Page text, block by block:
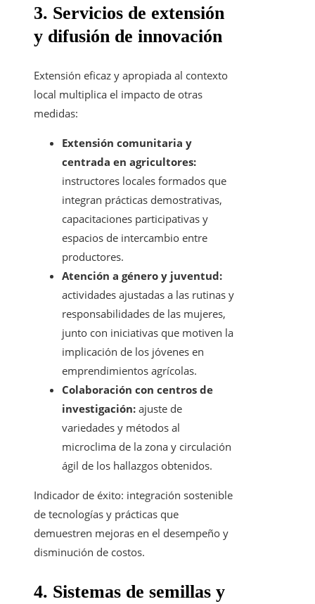
3. Servicios de extensión
y difusión de innovación
Extensión eficaz y apropiada al contexto
local multiplica el impacto de otras
medidas:
Extensión comunitaria y
centrada en agricultores:
instructores locales formados que
integran prácticas demostrativas,
capacitaciones participativas y
espacios de intercambio entre
productores.
Atención a género y juventud:
actividades ajustadas a las rutinas y
responsabilidades de las mujeres,
junto con iniciativas que motiven la
implicación de los jóvenes en
emprendimientos agrícolas.
Colaboración con centros de
investigación: ajuste de
variedades y métodos al
microclima de la zona y circulación
ágil de los hallazgos obtenidos.
Indicador de éxito: integración sostenible
de tecnologías y prácticas que
demuestren mejoras en el desempeño y
disminución de costos.
4. Sistemas de semillas y